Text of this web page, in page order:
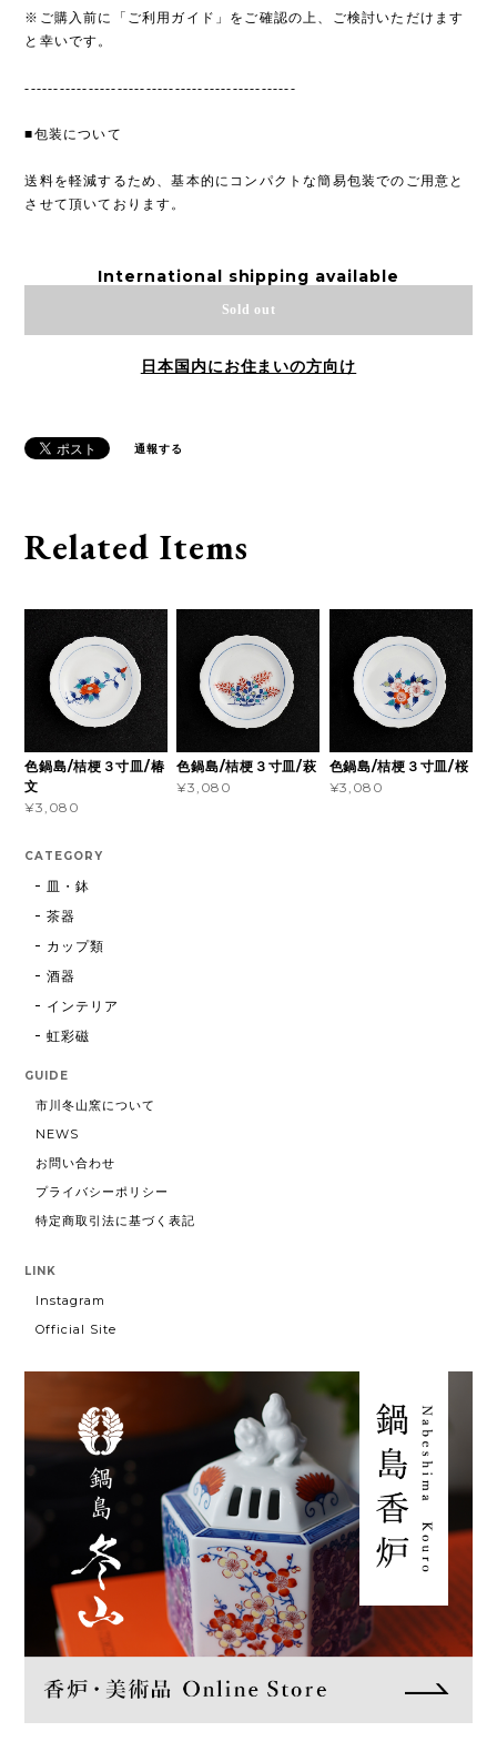
※ご購入前に「ご利用ガイド」をご確認の上、ご検討いただけます
と幸いです。
-----------------------------------------------
■包装について
送料を軽減するため、基本的にコンパクトな簡易包装でのご用意と
させて頂いております。
International shipping available
Sold out
日本国内にお住まいの方向け
通報する
Related Items
色鍋島/桔梗３寸皿/椿
文
¥3,080
色鍋島/桔梗３寸皿/萩
¥3,080
色鍋島/桔梗３寸皿/桜
¥3,080
CATEGORY
皿・鉢
茶器
カップ類
酒器
インテリア
虹彩磁
GUIDE
市川冬山窯について
NEWS
お問い合わせ
プライバシーポリシー
特定商取引法に基づく表記
LINK
Instagram
Official Site